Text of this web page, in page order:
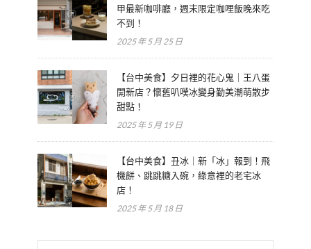
甲最新咖啡廳，週末限定咖哩飯晚來吃
不到！
2025 年 5 月 25 日
【台中美食】夕日裡的花心鬼｜王八蛋
開新店？懷舊叭噗冰變身勤美潮萌散步
甜點！
2025 年 5 月 19 日
【台中美食】丑冰｜新「冰」報到！飛
機餅、跳跳糖入碗，綠意裡的老宅冰
店！
2025 年 5 月 18 日